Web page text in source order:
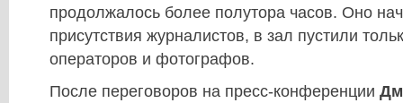
продолжалось более полутора часов. Оно
присутствия журналистов, в зал пустили
операторов и фотографов.
После переговоров на пресс-конференции